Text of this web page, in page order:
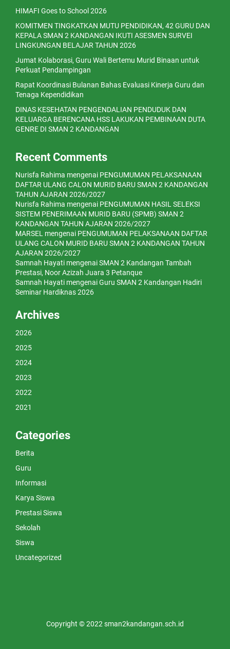
HIMAFI Goes to School 2026
KOMITMEN TINGKATKAN MUTU PENDIDIKAN, 42 GURU DAN
KEPALA SMAN 2 KANDANGAN IKUTI ASESMEN SURVEI
LINGKUNGAN BELAJAR TAHUN 2026
Jumat Kolaborasi, Guru Wali Bertemu Murid Binaan untuk
Perkuat Pendampingan
Rapat Koordinasi Bulanan Bahas Evaluasi Kinerja Guru dan
Tenaga Kependidikan
DINAS KESEHATAN PENGENDALIAN PENDUDUK DAN
KELUARGA BERENCANA HSS LAKUKAN PEMBINAAN DUTA
GENRE DI SMAN 2 KANDANGAN
Recent Comments
Nurisfa Rahima mengenai PENGUMUMAN PELAKSANAAN
DAFTAR ULANG CALON MURID BARU SMAN 2 KANDANGAN
TAHUN AJARAN 2026/2027
Nurisfa Rahima mengenai PENGUMUMAN HASIL SELEKSI
SISTEM PENERIMAAN MURID BARU (SPMB) SMAN 2
KANDANGAN TAHUN AJARAN 2026/2027
MARSEL mengenai PENGUMUMAN PELAKSANAAN DAFTAR
ULANG CALON MURID BARU SMAN 2 KANDANGAN TAHUN
AJARAN 2026/2027
Samnah Hayati mengenaiSMAN 2 Kandangan Tambah
Prestasi, Noor Azizah Juara 3 Petanque
Samnah Hayati mengenaiGuru SMAN 2 Kandangan Hadiri
Seminar Hardiknas 2026
Archives
2026
2025
2024
2023
2022
2021
Categories
Berita
Guru
Informasi
Karya Siswa
Prestasi Siswa
Sekolah
Siswa
Uncategorized
Copyright © 2022 sman2kandangan.sch.id